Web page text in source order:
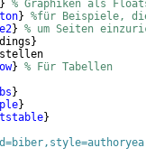
} % Graphiken als
} %für Beispiele,
} % um Seiten
}
} % Für Tabellen
}
}
}